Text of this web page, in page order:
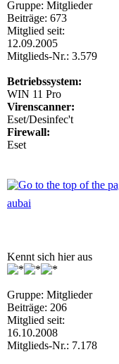
Gruppe: Mitglieder
Beiträge: 673
Mitglied seit:
12.09.2005
Mitglieds-Nr.: 3.579
Betriebssystem:
WIN 11 Pro
Virenscanner:
Eset/Desinfec't
Firewall:
Eset
aubai
Kennt sich hier aus
Gruppe: Mitglieder
Beiträge: 206
Mitglied seit:
16.10.2008
Mitglieds-Nr.: 7.178